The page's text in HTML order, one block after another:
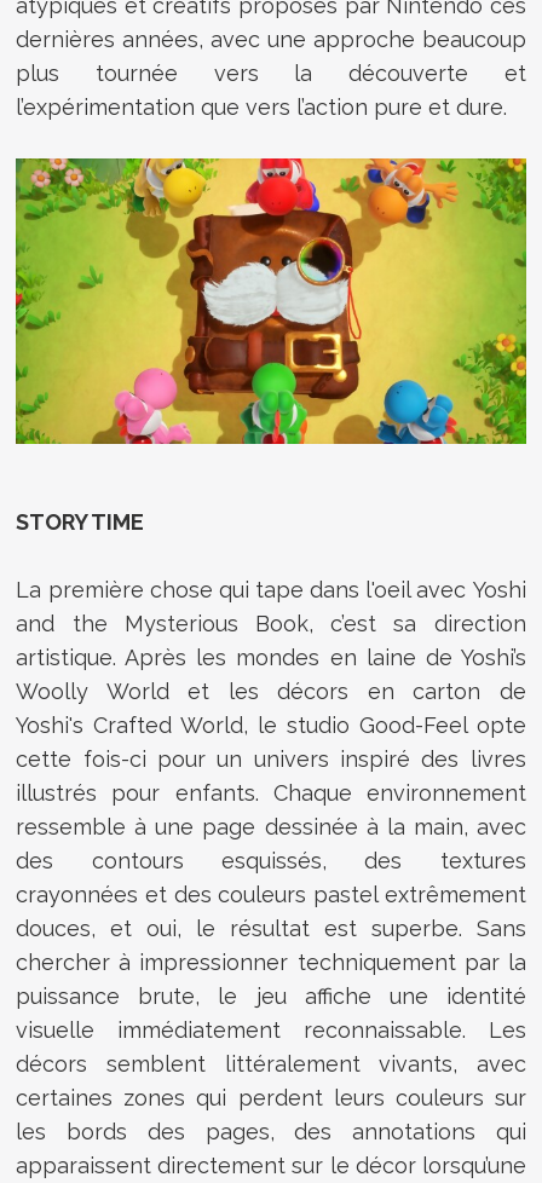
atypiques et créatifs proposés par Nintendo ces
dernières années, avec une approche beaucoup
plus tournée vers la découverte et
l’expérimentation que vers l’action pure et dure.
STORY TIME
La première chose qui tape dans l'oeil avec Yoshi
and the Mysterious Book, c’est sa direction
artistique. Après les mondes en laine de Yoshi’s
Woolly World et les décors en carton de
Yoshi's Crafted World, le studio Good-Feel opte
cette fois-ci pour un univers inspiré des livres
illustrés pour enfants. Chaque environnement
ressemble à une page dessinée à la main, avec
des contours esquissés, des textures
crayonnées et des couleurs pastel extrêmement
douces, et oui, le résultat est superbe. Sans
chercher à impressionner techniquement par la
puissance brute, le jeu affiche une identité
visuelle immédiatement reconnaissable. Les
décors semblent littéralement vivants, avec
certaines zones qui perdent leurs couleurs sur
les bords des pages, des annotations qui
apparaissent directement sur le décor lorsqu’une